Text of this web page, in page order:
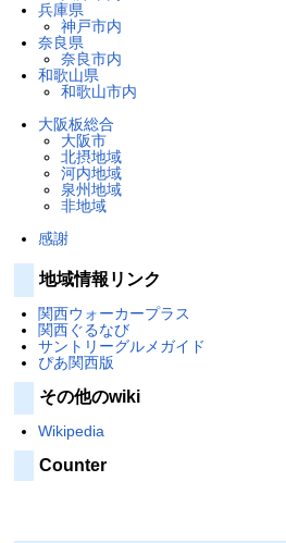
兵庫県
神戸市内
奈良県
奈良市内
和歌山県
和歌山市内
大阪板総合
大阪市
北摂地域
河内地域
泉州地域
非地域
感謝
地域情報リンク
関西ウォーカープラス
関西ぐるなび
サントリーグルメガイド
ぴあ関西版
その他のwiki
Wikipedia
Counter